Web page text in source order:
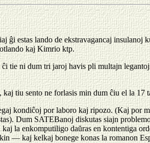
ĝi estas lando de ekstravagancaj
kaj Kimrio ktp.
tie ni dum tri jaroj havis pli multajn
tiu sento ne forlasis min dum ĉiu el la 17
kondiĉoj por laboro kaj ripozo. (Kaj por
Dum SATEBanoj diskutas siajn
la enkomputiligo daŭras en kontentiga
— kaj kelkaj bonege konas la romanon